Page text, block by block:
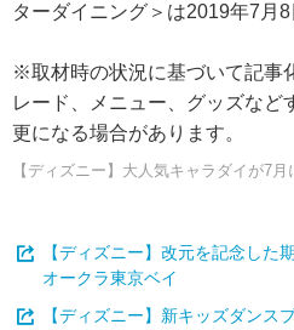
ターダイニング＞は2019年7月8
※取材時の状況に基づいて記事
レード、メニュー、グッズなど
更になる場合があります。
【ディズニー】大人気キャラダイが7
【ディズニー】改元を記念した
オークラ東京ベイ
【ディズニー】新キッズダンス